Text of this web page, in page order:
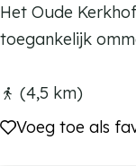
s
t
O
u
e
K
Het Oude
toegankelijk
(4,5 km)
Voeg toe als
Voeg toe als